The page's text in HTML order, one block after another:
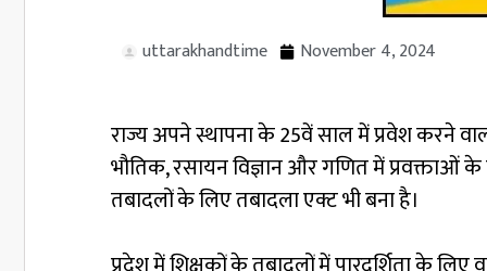
uttarakhandtime November 4, 2024
राज्य अपने स्थापना के 25वें साल में प्रवेश करने
भौतिक, रसायन विज्ञान और गणित में प्रवक्ताओं
तबादलों के लिए तबादला एक्ट भी बना है।